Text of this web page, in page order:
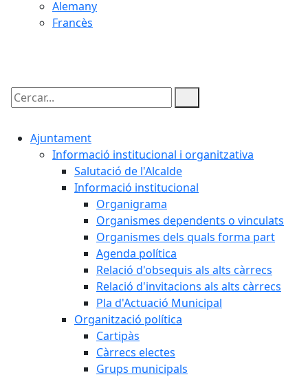
Alemany
Francès
Cercar:
Ajuntament
Informació institucional i organitzativa
Salutació de l'Alcalde
Informació institucional
Organigrama
Organismes dependents o vinculats
Organismes dels quals forma part
Agenda política
Relació d'obsequis als alts càrrecs
Relació d'invitacions als alts càrrecs
Pla d'Actuació Municipal
Organització política
Cartipàs
Càrrecs electes
Grups municipals